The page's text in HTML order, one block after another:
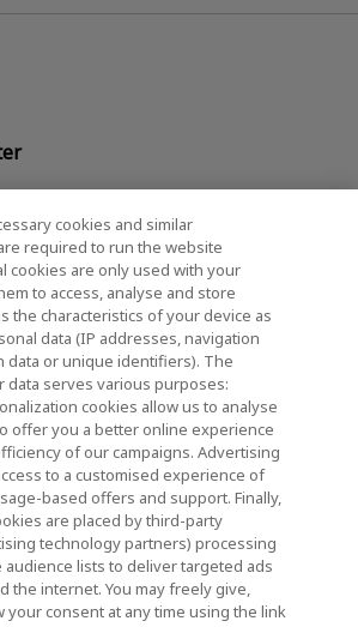
Corporation (Relations avec
et les investisseurs)
Corporation Home
les investisseurs
cookies and similar
required to run the website
cookies are only used with your
to access, analyse and store
the characteristics of your device as
data (IP addresses, navigation
data or unique identifiers). The
data serves various purposes:
cookies allow us to analyse
offer you a better online experience
of our campaigns. Advertising
to a customised experience of
based offers and support. Finally,
are placed by third-party
technology partners) processing
audience lists to deliver targeted ads
the internet. You may freely give,
consent at any time using the link